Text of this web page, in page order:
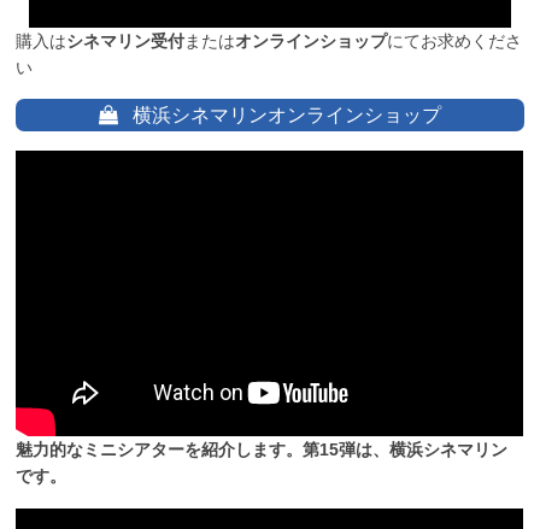
購入はシネマリン受付またはオンラインショップにてお求めくださ
い
横浜シネマリンオンラインショップ
魅力的なミニシアターを紹介します。第15弾は、横浜シネマリン
です。